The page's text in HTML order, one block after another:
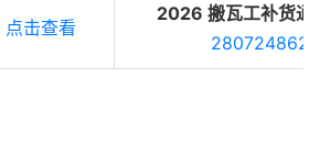
点击查看
2026 搬瓦工补货通
280724862